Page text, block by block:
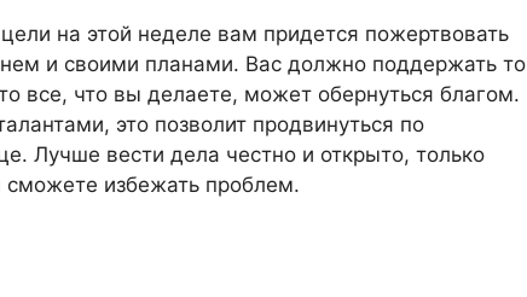
на этой неделе вам придется пожертвовать
и своими планами. Вас должно поддержать то
все, что вы делаете, может обернуться благом.
это позволит продвинуться по
Лучше вести дела честно и открыто, только
избежать проблем.